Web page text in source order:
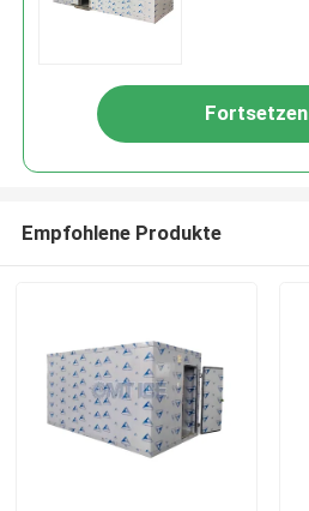
Fortsetzen
Empfohlene Produkte